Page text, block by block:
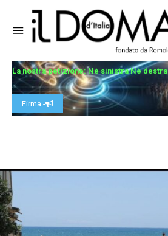
La nostra petizione: Né sinistra Né destra
Firma -